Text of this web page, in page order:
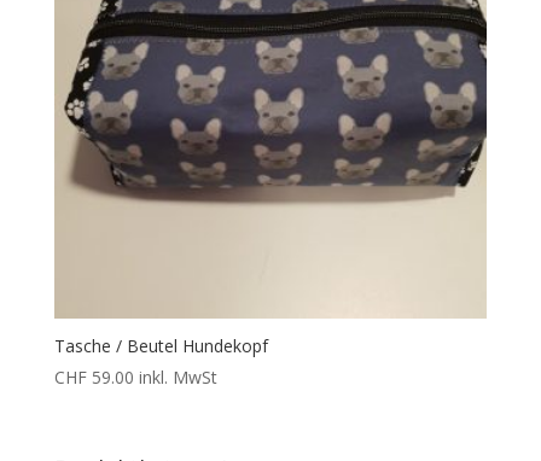
Tasche / Beutel Hundekopf
CHF59.00 inkl. MwSt